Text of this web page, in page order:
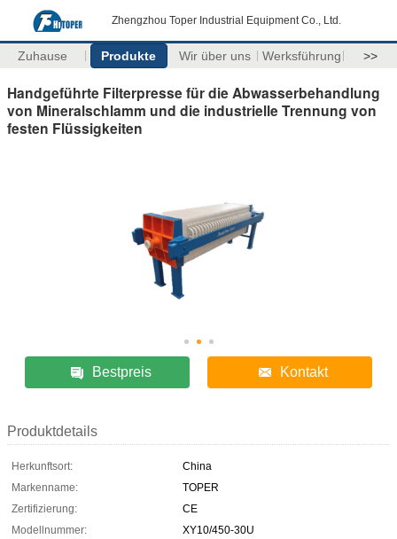
Zhengzhou Toper Industrial Equipment Co., Ltd.
Zuhause Produkte Wir über uns Werksführung >>
Handgeführte Filterpresse für die Abwasserbehandlung
von Mineralschlamm und die industrielle Trennung von
festen Flüssigkeiten
Bestpreis Kontakt
Produktdetails
Herkunftsort:
China
Markenname:
TOPER
Zertifizierung:
CE
Modellnummer:
XY10/450-30U